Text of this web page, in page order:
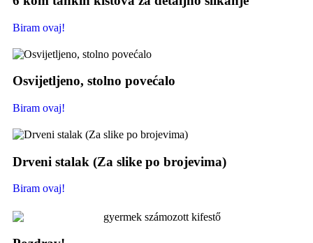
Biram ovaj!
Osvijetljeno, stolno povećalo
Biram ovaj!
Drveni stalak (Za slike po brojevima)
Biram ovaj!